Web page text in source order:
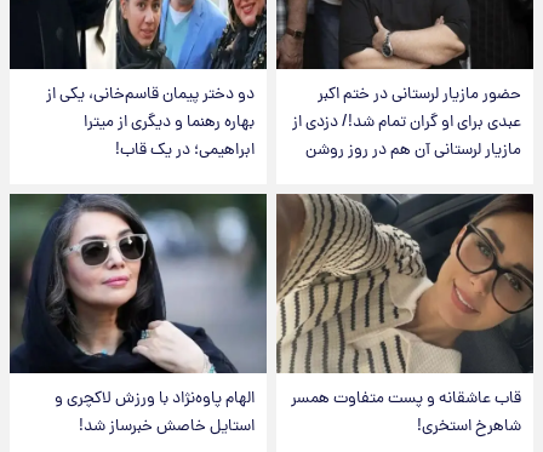
حضور مازیار لرستانی در ختم اکبر
عبدی برای او گران تمام شد!/ دزدی از
مازیار لرستانی آن هم در روز روشن
دو دختر پیمان قاسم‌خانی، یکی از
بهاره رهنما و دیگری از میترا
ابراهیمی؛ در یک قاب!
قاب عاشقانه و پست متفاوت همسر
شاهرخ استخری!
الهام پاوه‌نژاد با ورزش لاکچری و
استایل خاصش خبرساز شد!